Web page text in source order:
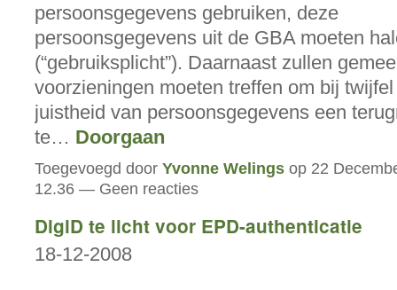
persoonsgegevens gebruiken, deze
persoonsgegevens uit de GBA moeten
(“gebruiksplicht”). Daarnaast zullen
voorzieningen moeten treffen om bij
juistheid van persoonsgegevens een
te… Doorgaan
Toegevoegd door Yvonne Welings op 22
12.36 — Geen reacties
DigiD te licht voor EPD-authenticatie
18-12-2008